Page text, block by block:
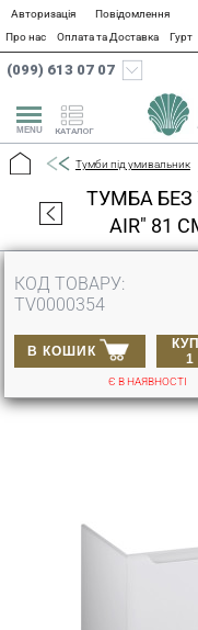
Авторизація
Повідомлення
Про нас
Оплата та Доставка Гурт
(099) 613 07 07
КАТАЛОГ
Тумби під умивальник
ТУМБА
AIR" 81
КОД ТОВАРУ:
TV0000354
В КОШИК
1
Є В НАЯВНОСТІ